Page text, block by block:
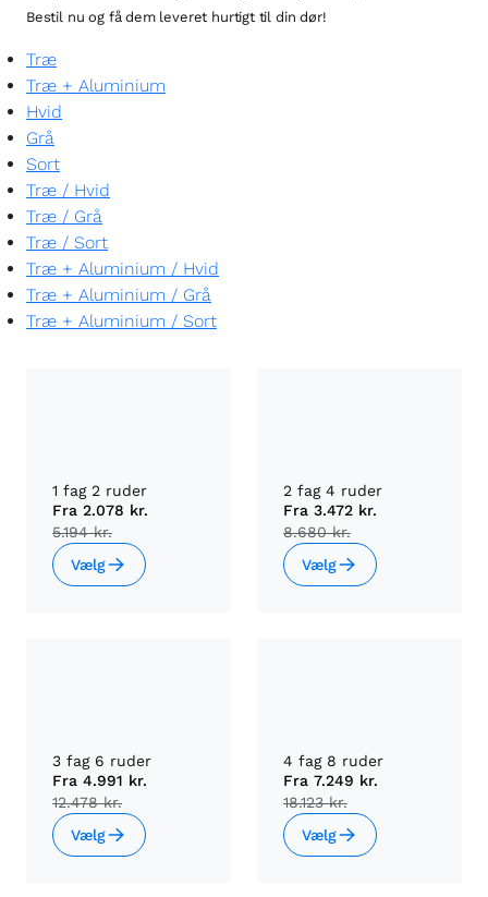
Bestil nu og få dem leveret hurtigt til din dør!
Træ
Træ + Aluminium
Hvid
Grå
Sort
Træ / Hvid
Træ / Grå
Træ / Sort
Træ + Aluminium / Hvid
Træ + Aluminium / Grå
Træ + Aluminium / Sort
1 fag 2 ruder
Fra 2.078 kr.
5.194 kr.
Vælg
2 fag 4 ruder
Fra 3.472 kr.
8.680 kr.
Vælg
3 fag 6 ruder
Fra 4.991 kr.
12.478 kr.
Vælg
4 fag 8 ruder
Fra 7.249 kr.
18.123 kr.
Vælg